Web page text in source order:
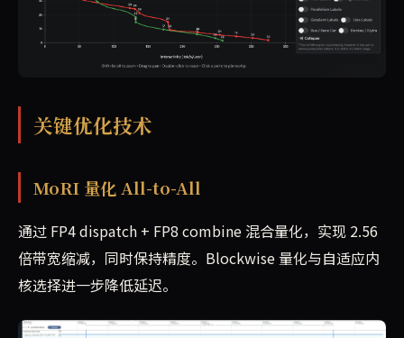
关键优化技术
MoRI 量化 All-to-All
通过 FP4 dispatch + FP8 combine 混合量化，实现 2.56
倍带宽缩减，同时保持精度。Blockwise 量化与自适应内
核选择进一步降低延迟。